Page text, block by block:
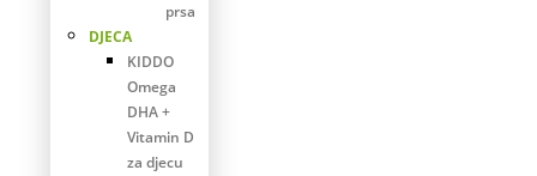
prsa
DJECA
KIDDO
Omega
DHA +
Vitamin D
za djecu